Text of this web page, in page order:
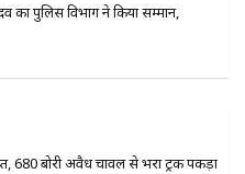
का पुलिस विभाग ने किया सम्मान,
680 बोरी अवैध चावल से भरा ट्रक पकड़ा